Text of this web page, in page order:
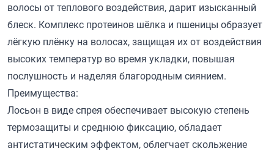
волосы от теплового воздействия, дарит изысканный
блеск. Комплекс протеинов шёлка и пшеницы образует
лёгкую плёнку на волосах, защищая их от воздействия
высоких температур во время укладки, повышая
послушность и наделяя благородным сиянием.
Преимущества:
Лосьон в виде спрея обеспечивает высокую степень
термозащиты и среднюю фиксацию, обладает
антистатическим эффектом, облегчает скольжение